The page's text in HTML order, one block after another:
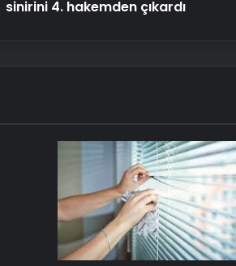
sinirini 4. hakemden çıkardı